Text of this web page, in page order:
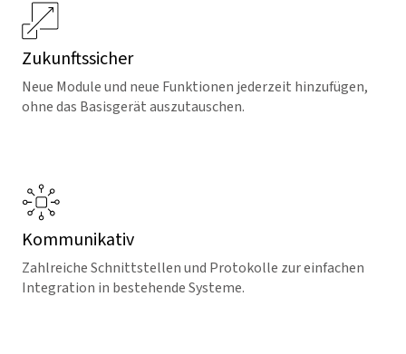
Zukunftssicher
Neue Module und neue Funktionen jederzeit hinzufügen,
ohne das Basisgerät auszutauschen.
Kommunikativ
Zahlreiche Schnittstellen und Protokolle zur einfachen
Integration in bestehende Systeme.